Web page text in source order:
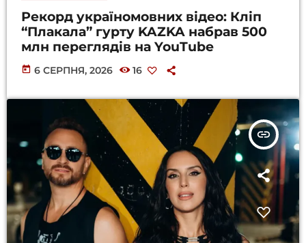
Рекорд україномовних відео: Кліп
“Плакала” гурту KAZKA набрав 500
млн переглядів на YouTube
today 6 СЕРПНЯ, 2026 16
insert_link